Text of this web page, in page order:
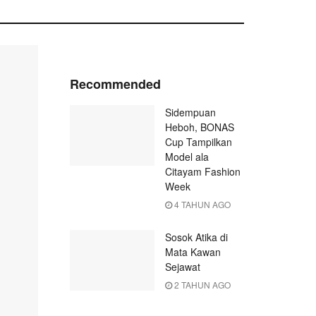
Recommended
Sidempuan
Heboh, BONAS
Cup Tampilkan
Model ala
Citayam Fashion
Week
4 TAHUN AGO
Sosok Atika di
Mata Kawan
Sejawat
2 TAHUN AGO